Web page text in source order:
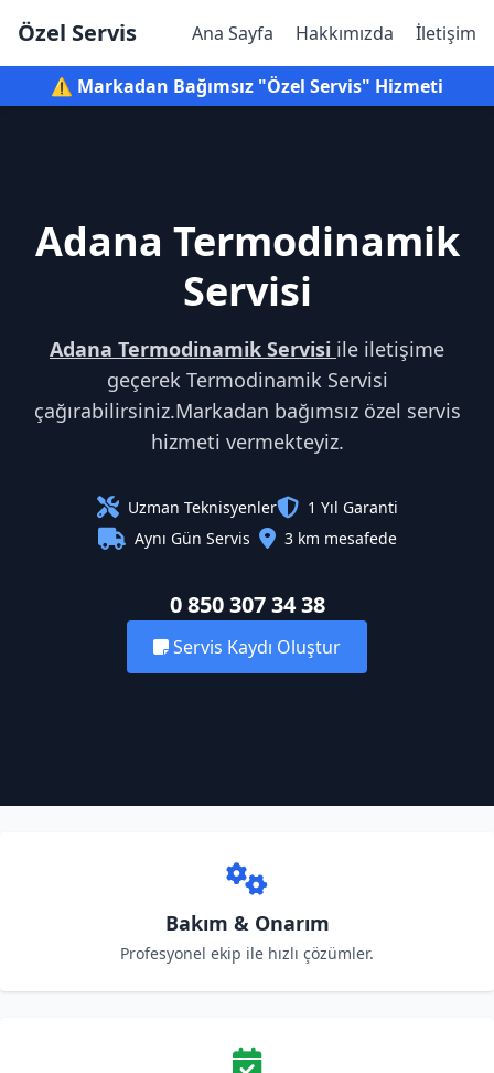
Özel Servis Ana Sayfa Hakkımızda İletişim
⚠️ Markadan Bağımsız "Özel Servis" Hizmeti
Adana Termodinamik
Servisi
Adana Termodinamik Servisi ile iletişime
geçerek Termodinamik Servisi
çağırabilirsiniz.Markadan bağımsız özel servis
hizmeti vermekteyiz.
Uzman Teknisyenler
1 Yıl Garanti
Aynı Gün Servis
3 km mesafede
0 850 307 34 38
Servis Kaydı Oluştur
Bakım & Onarım
Profesyonel ekip ile hızlı çözümler.